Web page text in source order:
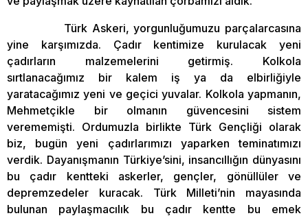
Türk Askeri, yorgunluğumuzu parçalarcasına
yine karşımızda. Çadır kentimize kurulacak yeni
çadırların malzemelerini getirmiş. Kolkola
sırtlanacağımız bir kalem iş ya da elbirliğiyle
yaratacağımız yeni ve geçici yuvalar. Kolkola yapmanın,
Mehmetçikle bir olmanın güvencesini sistem
verememişti. Ordumuzla birlikte Türk Gençliği olarak
biz, bugün yeni çadırlarımızı yaparken teminatımızı
verdik. Dayanışmanın Türkiye’sini, insancıllığın dünyasını
bu çadır kentteki askerler, gençler, gönüllüler ve
depremzedeler kuracak. Türk Milleti’nin mayasında
bulunan paylaşmacılık bu çadır kentte bu emek